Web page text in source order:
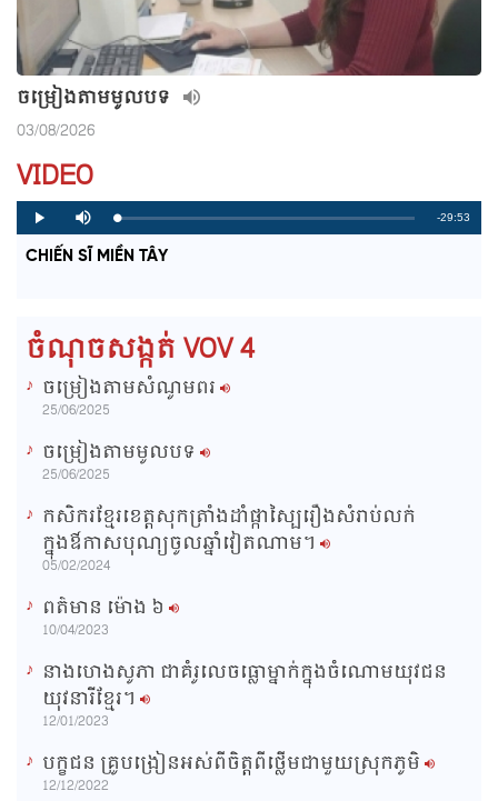
ចម្រៀងតាមមូលបទ
03/08/2026
VIDEO
P
l
y
M
u
e
L
o
a
d
P
r
o
g
R
-29:53
CHIẾN SĨ MIỀN TÂY
ចំណុចសង្កត់ VOV 4
ចម្រៀងតាមសំណូមពរ
25/06/2025
ចម្រៀងតាមមូលបទ
25/06/2025
កសិករខ្មែរខេត្តសុកត្រាំងដាំផ្កាស្បៃរឿងសំរាប់លក់
ក្នុងឳកាសបុណ្យចូលឆ្នាំវៀតណាម។
05/02/2024
ពត៌មាន ម៉ោង​ ៦
10/04/2023
នាងហេងសូភា ជាគំរូលេចធ្លោម្នាក់ក្នុងចំណោមយុវជន
យុវនារីខ្មែរ។
12/01/2023
បក្ខជន គ្រូបង្រៀនអស់ពីចិត្តពីថ្លើមជាមួយស្រុកភូមិ
12/12/2022